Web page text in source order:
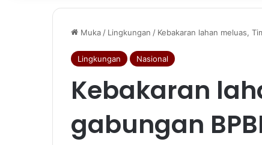
Muka / Lingkungan / Kebakaran lahan meluas,
Lingkungan Nasional
Kebakaran
gabungan